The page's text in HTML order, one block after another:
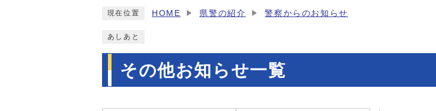
現在位置 HOME 県警の紹介 警察からのお知らせ
あしあと
その他お知らせ一覧